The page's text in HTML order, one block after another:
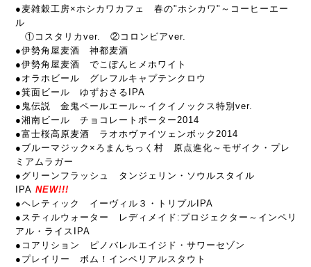
●麦雑穀工房×ホシカワカフェ 春の"ホシカワ"～コーヒーエー
ル
①コスタリカver. ②コロンビアver.
●伊勢角屋麦酒 神都麦酒
●伊勢角屋麦酒 でこぽんヒメホワイト
●オラホビール グレフルキャプテンクロウ
●箕面ビール ゆずおさるIPA
●鬼伝説 金鬼ペールエール～イクイノックス特別ver.
●湘南ビール チョコレートポーター2014
●富士桜高原麦酒 ラオホヴァイツェンボック2014
●ブルーマジック×ろまんちっく村 原点進化～モザイク・プレ
ミアムラガー
●グリーンフラッシュ タンジェリン・ソウルスタイル
IPA NEW!!!
●ヘレティック イーヴィル３・トリプルIPA
●スティルウォーター レディメイド:プロジェクター～インペリ
アル・ライスIPA
●コアリション ピノバレルエイジド・サワーセゾン
●プレイリー ボム！インペリアルスタウト